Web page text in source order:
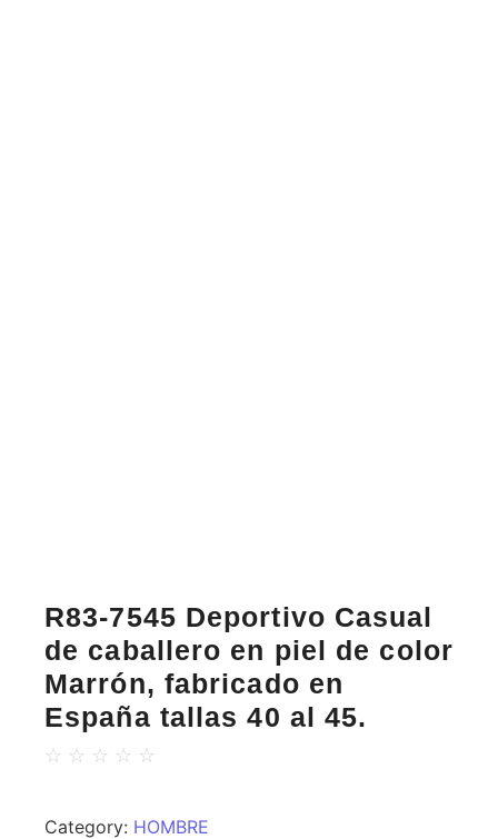
R83-7545 Deportivo Casual
de caballero en piel de color
Marrón, fabricado en
España tallas 40 al 45.
☆ ☆ ☆ ☆ ☆
Category: HOMBRE